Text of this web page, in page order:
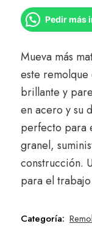
Pedir más
Mueva más
este
brillante y
en acero y su
perfecto para
granel,
construcción.
para el
Categoría: